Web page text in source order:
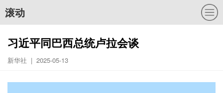
滚动
习近平同巴西总统卢拉会谈
新华社 | 2025-05-13